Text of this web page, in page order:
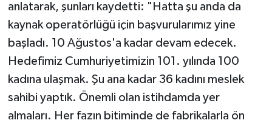
anlatarak, şunları kaydetti: "Hatta şu anda da
kaynak operatörlüğü için başvurularımız yine
başladı. 10 Ağustos'a kadar devam edecek.
Hedefimiz Cumhuriyetimizin 101. yılında 100
kadına ulaşmak. Şu ana kadar 36 kadını meslek
sahibi yaptık. Önemli olan istihdamda yer
almaları. Her fazın bitiminde de fabrikalarla ön